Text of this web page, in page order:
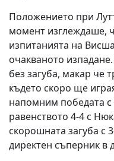
Положението при
момент изглеждаше,
изпитанията на
очакваното
без загуба, макар че
където скоро ще
напомним победата
равенството 4-4 с
скорошната загуба с
директен съперник в